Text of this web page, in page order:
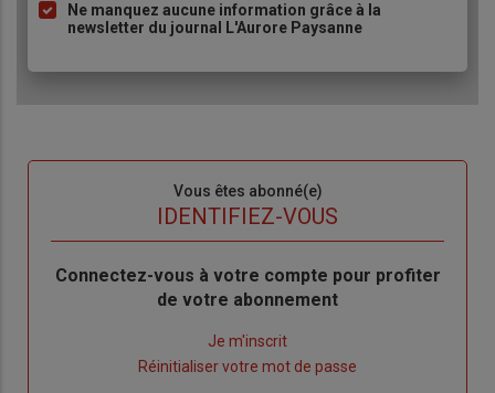
Ne manquez aucune information grâce à la
newsletter du journal L'Aurore Paysanne
Vous êtes abonné(e)
IDENTIFIEZ-VOUS
Body
Connectez-vous à votre compte pour profiter
de votre abonnement
Je m'inscrit
Réinitialiser votre mot de passe